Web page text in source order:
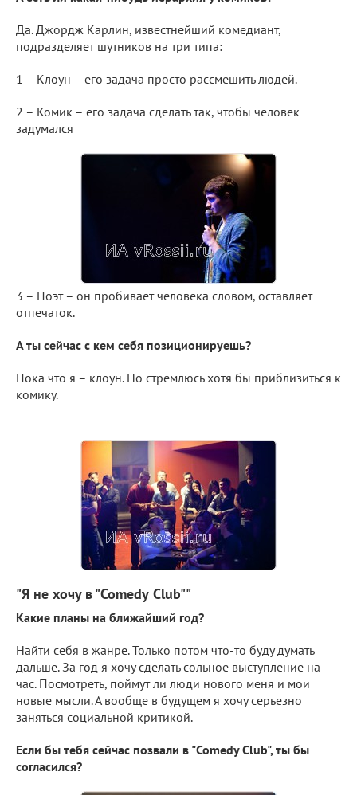
Да. Джордж Карлин, известнейший комедиант,
подразделяет шутников на три типа:
1 – Клоун – его задача просто рассмешить людей.
2 – Комик – его задача сделать так, чтобы человек
задумался
3 – Поэт – он пробивает человека словом, оставляет
отпечаток.
А ты сейчас с кем себя позиционируешь?
Пока что я – клоун. Но стремлюсь хотя бы приблизиться к
комику.
"Я не хочу в "Comedy Club""
Какие планы на ближайший год?
Найти себя в жанре. Только потом что-то буду думать
дальше. За год я хочу сделать сольное выступление на
час. Посмотреть, поймут ли люди нового меня и мои
новые мысли. А вообще в будущем я хочу серьезно
заняться социальной критикой.
Если бы тебя сейчас позвали в "Comedy Club", ты бы
согласился?